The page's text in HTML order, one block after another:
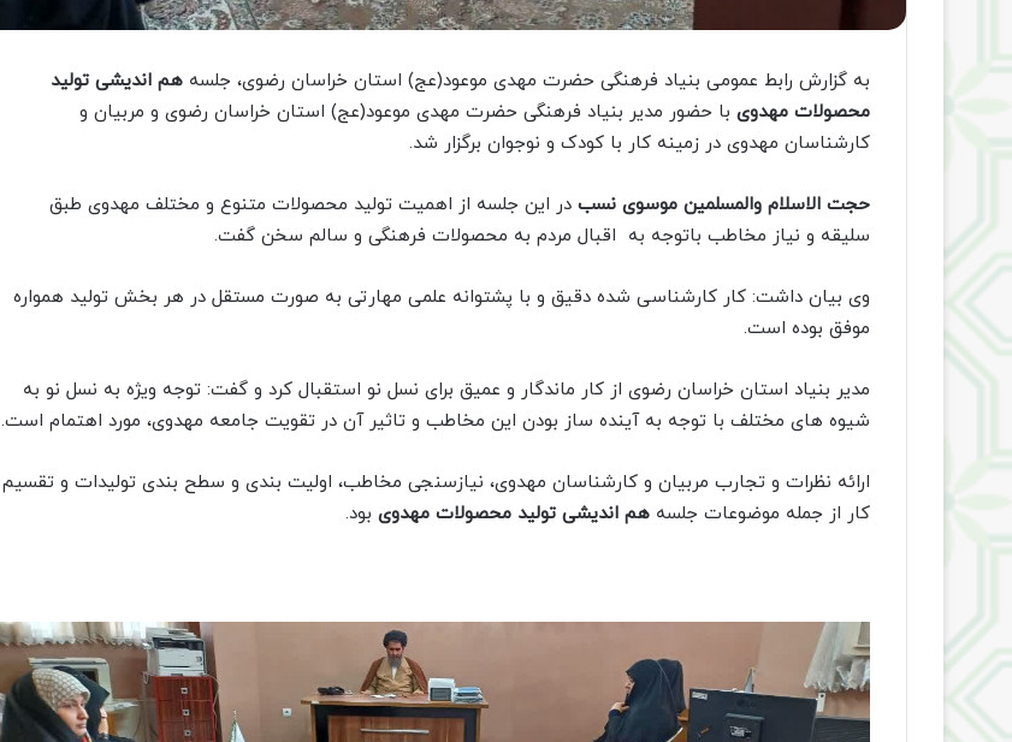
به گزارش رابط عمومی بنیاد فرهنگی حضرت مهدی موعود(عج) استان خراسان رضوی، جلسه هم اندیشی تولید
محصولات مهدوی با حضور مدیر بنیاد فرهنگی حضرت مهدی موعود(عج) استان خراسان رضوی و مربیان و
کارشناسان مهدوی در زمینه کار با کودک و نوجوان برگزار شد.
حجت الاسلام والمسلمین موسوی نسب در این جلسه از اهمیت تولید محصولات متنوع و مختلف مهدوی طبق
سلیقه و نیاز مخاطب باتوجه به اقبال مردم به محصولات فرهنگی و سالم سخن گفت.
وی بیان داشت: کار کارشناسی شده دقیق و با پشتوانه علمی مهارتی به صورت مستقل در هر بخش تولید همواره
موفق بوده است.
مدیر بنیاد استان خراسان رضوی از کار ماندگار و عمیق برای نسل نو استقبال کرد و گفت: توجه ویژه به نسل نو به
شیوه های مختلف با توجه به آینده ساز بودن این مخاطب و تاثیر آن در تقویت جامعه مهدوی، مورد اهتمام است.
ارائه نظرات و تجارب مربیان و کارشناسان مهدوی، نیازسنجی مخاطب، اولیت بندی و سطح بندی تولیدات و تقسیم
کار از جمله موضوعات جلسه هم اندیشی تولید محصولات مهدوی بود.